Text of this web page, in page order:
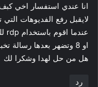
ل
انا عندي استفسار اخي
لايقبل رفع الفديوهات
هل من حل لهدا وشكرا لك
رد